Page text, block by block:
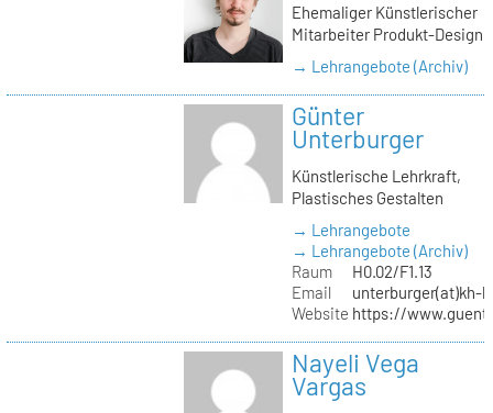
Ehemaliger Künstlerischer
Mitarbeiter Produkt-Design
→ Lehrangebote (Archiv)
Günter
Unterburger
Künstlerische Lehrkraft,
Plastisches Gestalten
→ Lehrangebote
→ Lehrangebote (Archiv)
Raum
H0.02/F1.13
Email
unterburger(at)kh-
Website https://
Nayeli Vega
Vargas